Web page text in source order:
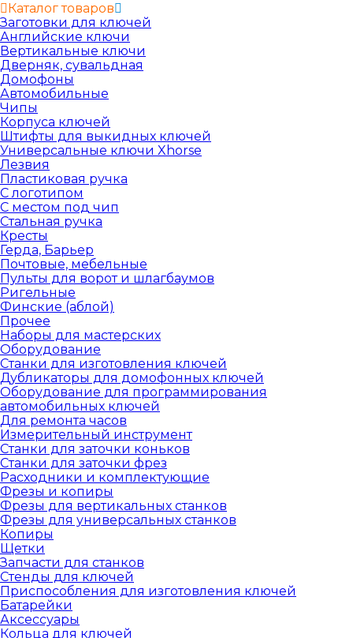
Каталог товаров
Заготовки для ключей
Английские ключи
Вертикальные ключи
Дверняк, сувальдная
Домофоны
Автомобильные
Чипы
Корпуса ключей
Штифты для выкидных ключей
Универсальные ключи Xhorse
Лезвия
Пластиковая ручка
С логотипом
С местом под чип
Стальная ручка
Кресты
Герда, Барьер
Почтовые, мебельные
Пульты для ворот и шлагбаумов
Ригельные
Финские (аблой)
Прочее
Наборы для мастерских
Оборудование
Станки для изготовления ключей
Дубликаторы для домофонных ключей
Оборудование для программирования
автомобильных ключей
Для ремонта часов
Измерительный инструмент
Станки для заточки коньков
Станки для заточки фрез
Расходники и комплектующие
Фрезы и копиры
Фрезы для вертикальных станков
Фрезы для универсальных станков
Копиры
Щетки
Запчасти для станков
Стенды для ключей
Приспособления для изготовления ключей
Батарейки
Аксессуары
Кольца для ключей